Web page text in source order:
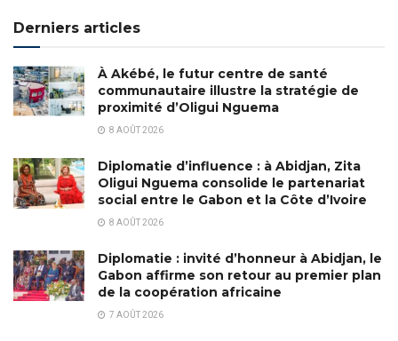
Derniers articles
À Akébé, le futur centre de santé
communautaire illustre la stratégie de
proximité d’Oligui Nguema
8 AOÛT 2026
Diplomatie d’influence : à Abidjan, Zita
Oligui Nguema consolide le partenariat
social entre le Gabon et la Côte d’Ivoire
8 AOÛT 2026
Diplomatie : invité d’honneur à Abidjan, le
Gabon affirme son retour au premier plan
de la coopération africaine
7 AOÛT 2026